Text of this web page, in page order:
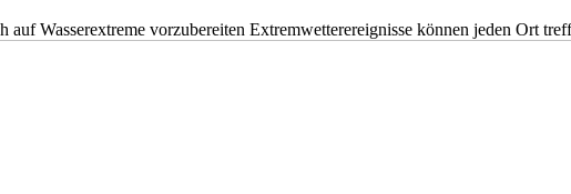
auf Wasserextreme vorzubereiten Extremwetterereignisse können jeden Ort